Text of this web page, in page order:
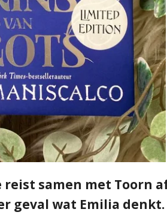
samen met Toorn
geval wat Emilia